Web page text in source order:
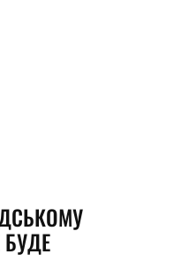
БУДЕ